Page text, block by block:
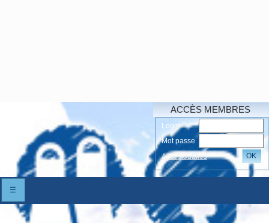
ACCÈS MEMBRES
Login
Mot passe
Accés oubliés
OK
☰